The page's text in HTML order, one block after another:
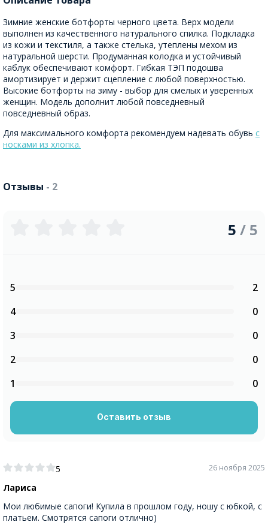
Зимние женские ботфорты черного цвета. Верх модели
выполнен из качественного натурального спилка. Подкладка
из кожи и текстиля, а также стелька, утеплены мехом из
натуральной шерсти. Продуманная колодка и устойчивый
каблук обеспечивают комфорт. Гибкая ТЭП подошва
амортизирует и держит сцепление с любой поверхностью.
Высокие ботфорты на зиму - выбор для смелых и уверенных
женщин. Модель дополнит любой повседневный
повседневный образ.
Для максимального комфорта рекомендуем надевать обувь с
носками из хлопка.
Отзывы - 2
5
Лариса
26 ноября 2025
Мои любимые сапоги! Купила в прошлом году, ношу с юбкой, с
платьем. Смотрятся сапоги отлично)
5 / 5
5
2
4
0
3
0
2
0
1
0
Оставить отзыв